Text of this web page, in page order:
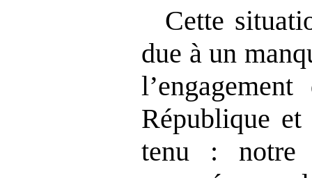
Cette
due à un
République
tenu : notre